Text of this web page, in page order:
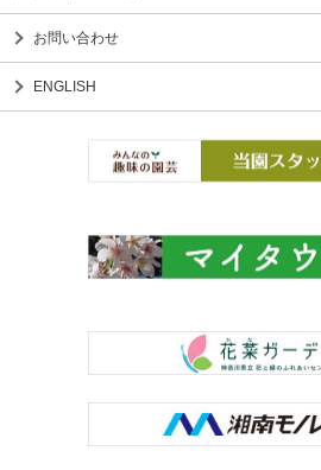
お問い合わせ
ENGLISH